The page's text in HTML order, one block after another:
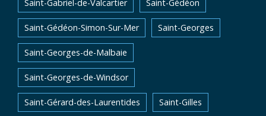
Saint-Gabriel-de-Valcartier Saint-Gédéon
Saint-Gédéon-Simon-Sur-Mer Saint-Georges
Saint-Georges-de-Malbaie
Saint-Georges-de-Windsor
Saint-Gérard-des-Laurentides Saint-Gilles